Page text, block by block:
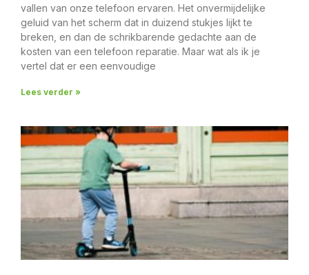
vallen van onze telefoon ervaren. Het onvermijdelijke
geluid van het scherm dat in duizend stukjes lijkt te
breken, en dan de schrikbarende gedachte aan de
kosten van een telefoon reparatie. Maar wat als ik je
vertel dat er een eenvoudige
Lees verder »